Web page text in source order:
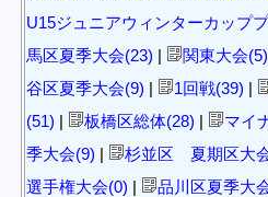
U15ジュニアウィンターカップ
馬区夏季大会(23) | 関東大会(5)
谷区夏季大会(9) | 1回戦(39) |
(51) | 板橋区総体(28) | マイ
季大会(9) | 杉並区 夏期区大
選手権大会(0) | 品川区夏季大